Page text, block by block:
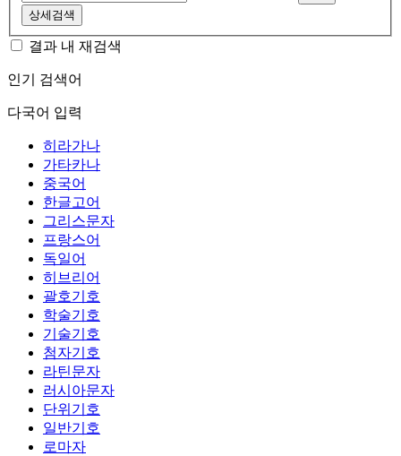
상세검색
결과 내 재검색
인기 검색어
다국어 입력
히라가나
가타카나
중국어
한글고어
그리스문자
프랑스어
독일어
히브리어
괄호기호
학술기호
기술기호
첨자기호
라틴문자
러시아문자
단위기호
일반기호
로마자